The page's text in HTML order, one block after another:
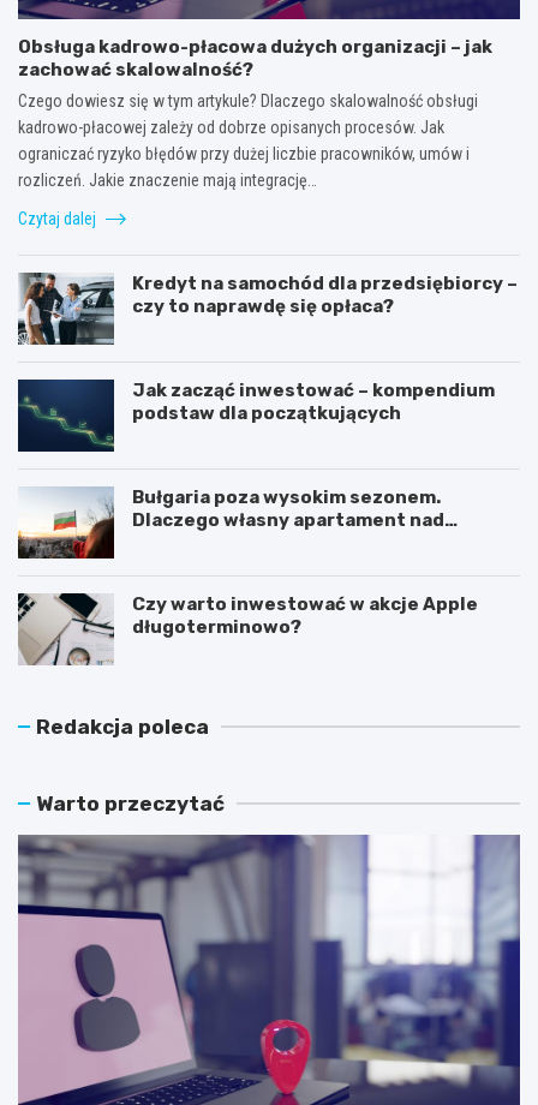
Obsługa kadrowo-płacowa dużych organizacji – jak
zachować skalowalność?
Czego dowiesz się w tym artykule? Dlaczego skalowalność obsługi
kadrowo-płacowej zależy od dobrze opisanych procesów. Jak
ograniczać ryzyko błędów przy dużej liczbie pracowników, umów i
rozliczeń. Jakie znaczenie mają integrację…
Czytaj dalej
Kredyt na samochód dla przedsiębiorcy –
czy to naprawdę się opłaca?
Jak zacząć inwestować – kompendium
podstaw dla początkujących
Bułgaria poza wysokim sezonem.
Dlaczego własny apartament nad
Czy warto inwestować w akcje Apple
długoterminowo?
Redakcja poleca
Warto przeczytać